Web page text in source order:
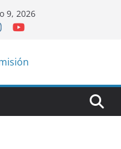
9, 2026